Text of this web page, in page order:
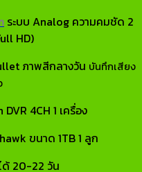
ระบบ Analog ความคมชัด 2
HD)
ภาพสีกลางวัน บันทึกเสียง
4CH 1 เครื่อง
ขนาด 1TB 1 ลูก
ด้ 20-22 วัน